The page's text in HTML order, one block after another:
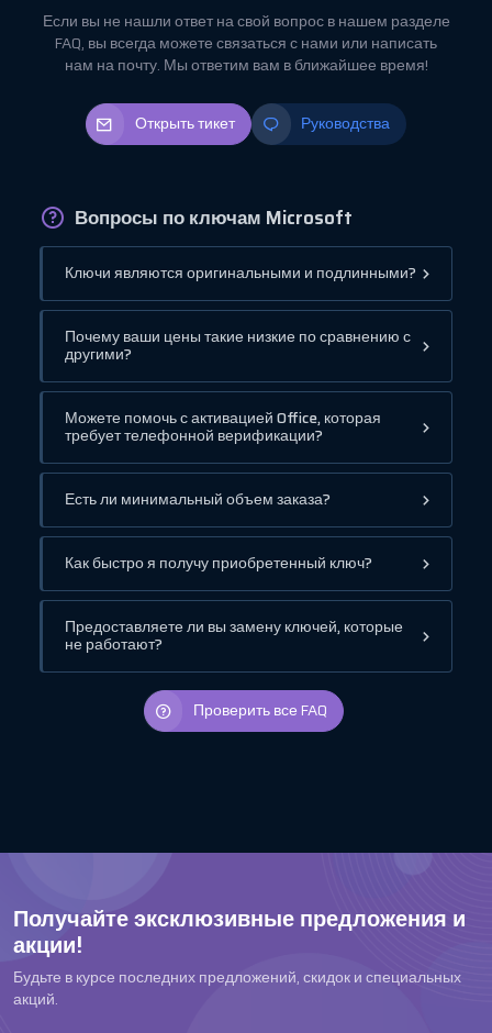
Если вы не нашли ответ на свой вопрос в нашем разделе
FAQ, вы всегда можете связаться с нами или написать
нам на почту. Мы ответим вам в ближайшее время!
Открыть тикет Руководства
Вопросы по ключам Microsoft
Ключи являются оригинальными и подлинными?
Почему ваши цены такие низкие по сравнению с
другими?
Можете помочь с активацией Office, которая
требует телефонной верификации?
Есть ли минимальный объем заказа?
Как быстро я получу приобретенный ключ?
Предоставляете ли вы замену ключей, которые
не работают?
Проверить все FAQ
Получайте эксклюзивные предложения и
акции!
Будьте в курсе последних предложений, скидок и специальных
акций.